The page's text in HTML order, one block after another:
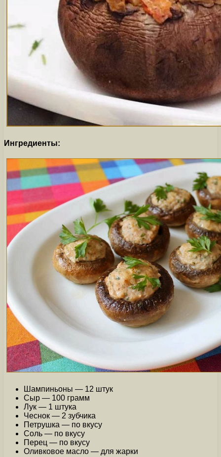
Ингредиенты:
Шампиньоны — 12 штук
Сыр — 100 грамм
Лук — 1 штука
Чеснок — 2 зубчика
Петрушка — по вкусу
Соль — по вкусу
Перец — по вкусу
Оливковое масло — для жарки